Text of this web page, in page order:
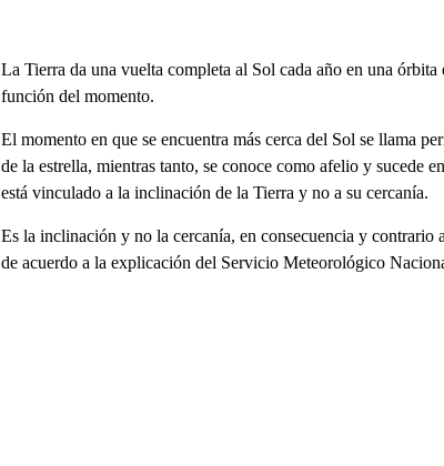
La Tierra da una vuelta completa al Sol cada año en una
función del momento.
El momento en que se encuentra más cerca del Sol se llama
de la estrella, mientras tanto, se conoce como afelio y sucede
está vinculado a la inclinación de la Tierra y no a su cercanía.
Es la inclinación y no la cercanía, en consecuencia y contrario
de acuerdo a la explicación del Servicio Meteorológico